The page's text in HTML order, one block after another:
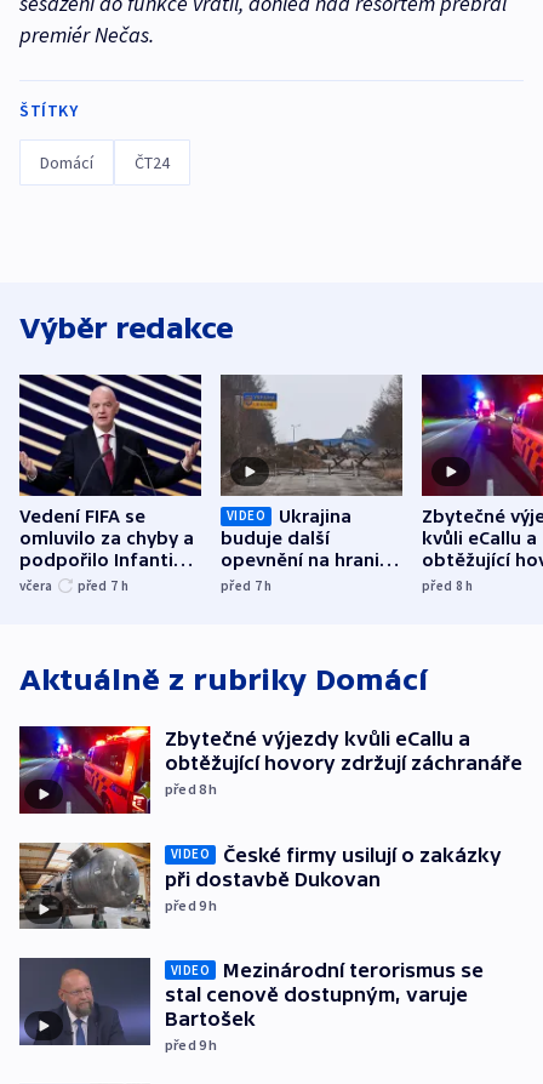
premiér Nečas.
ŠTÍTKY
Domácí ČT24
Výběr redakce
Vedení FIFA se
omluvilo za chyby a
podpořilo Infantina.
UEFA trvá na
včera před 7 h
VIDEO
Ukrajina
buduje další
opevnění na hranici
s Běloruskem
před 7h
Zbytečné
kvůli eCallu a
obtěžující
zdržují
před 8h
Aktuálně z rubriky Domácí
Zbytečné výjezdy kvůli eCallu a
obtěžující hovory zdržují záchranáře
před 8h
VIDEO
České firmy usilují o zakázky
při dostavbě Dukovan
před 9h
VIDEO
Mezinárodní terorismus se
stal cenově dostupným, varuje
Bartošek
před 9h